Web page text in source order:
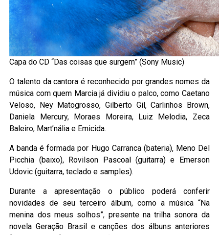
Capa do CD “Das coisas que surgem” (Sony Music)
O talento da cantora é reconhecido por grandes nomes da
música com quem Marcia já dividiu o palco, como Caetano
Veloso, Ney Matogrosso, Gilberto Gil, Carlinhos Brown,
Daniela Mercury, Moraes Moreira, Luiz Melodia, Zeca
Baleiro, Mart’nália e Emicida.
A banda é formada por Hugo Carranca (bateria), Meno Del
Picchia (baixo), Rovilson Pascoal (guitarra) e Emerson
Udovic (guitarra, teclado e samples).
Durante a apresentação o público poderá conferir
novidades de seu terceiro álbum, como a música “Na
menina dos meus solhos”, presente na trilha sonora da
novela Geração Brasil e canções dos álbuns anteriores